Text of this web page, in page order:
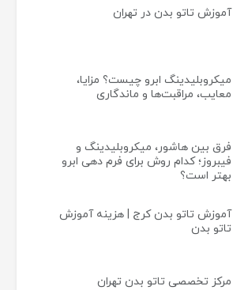
آموزش تاتو بدن در تهران
میکروبلیدینگ ابرو چیست؟ مزایا،
معایب، مراقبت‌ها و ماندگاری
فرق بین هاشور، میکروبلیدینگ و
فیبروز؛ کدام روش برای فرم دهی ابرو
بهتر است؟
آموزش تاتو بدن کرج | هزینه آموزش
تاتو بدن
مرکز تخصصی تاتو بدن تهران